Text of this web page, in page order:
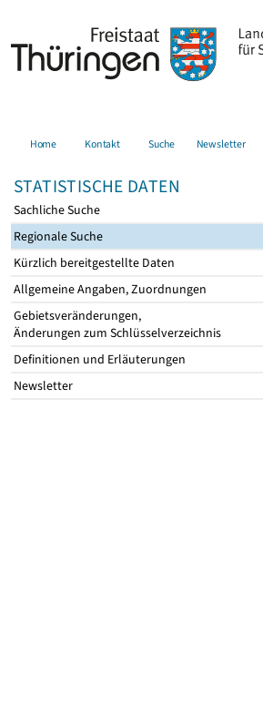
Home Kontakt Suche Newsletter
STATISTISCHE DATEN
Sachliche Suche
Regionale Suche
Kürzlich bereitgestellte Daten
Allgemeine Angaben, Zuordnungen
Gebietsveränderungen,
Änderungen zum Schlüsselverzeichnis
Definitionen und Erläuterungen
Newsletter